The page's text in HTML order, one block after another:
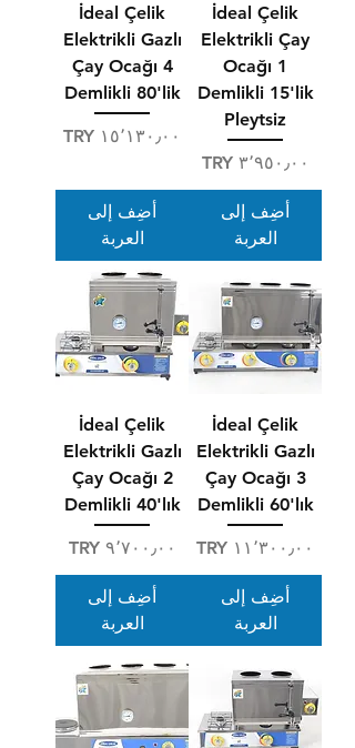
İdeal Çelik
Elektrikli Çay
Ocağı 1
Demlikli 15'lik
Pleytsiz
السعر
أضِف إلى
العربة
İdeal Çelik
Elektrikli Gazlı
Çay Ocağı 4
Demlikli 80'lik
السعر
أضِف إلى
العربة
İdeal Çelik
Elektrikli Gazlı
Çay Ocağı 3
Demlikli 60'lık
السعر
أضِف إلى
العربة
İdeal Çelik
Elektrikli Gazlı
Çay Ocağı 2
Demlikli 40'lık
السعر
أضِف إلى
العربة